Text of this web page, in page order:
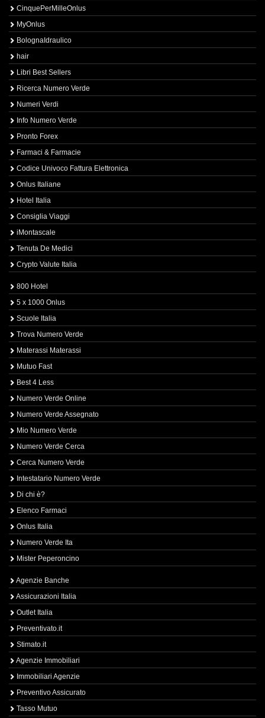
CinquePerMilleOnlus
MyOnlus
BolognaIdraulico
hair
Libri Best Sellers
Ricerca Numero Verde
Numeri Verdi
Info Numero Verde
Pronto Forex
Farmaci & Farmacie
Codice Univoco Fattura Elettronica
Onlus Italiane
Hotel Italia
Consiglia Viaggi
iMontascale
Tenuta De Medici
Crypto Valute Italia
800 Hotel
5 x 1000 Onlus
Scuole Italia
Trova Numero Verde
Materassi Materassi
Mutuo Fast
Best 4 Less
Numero Verde Online
Numero Verde Assegnato
Mio Numero Verde
Numero Verde Cerca
Cerca Numero Verde
Intestatario Numero Verde
Di chi è?
Elenco Farmaci
Onlus Italia
Numero Verde Ita
Mister Peperoncino
Agenzie Banche
Assicurazioni Italia
Outlet Italia
Preventivato.it
Stimato.it
Agenzie Immobiliari
Immobiliari Agenzie
Preventivo Assicurato
Tasso Mutuo